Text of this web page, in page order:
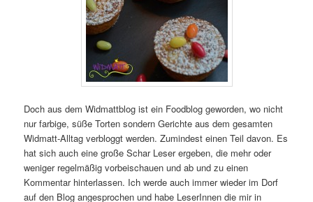
Doch aus dem Widmattblog ist ein Foodblog geworden, wo nicht
nur farbige, süße Torten sondern Gerichte aus dem gesamten
Widmatt-Alltag verbloggt werden. Zumindest einen Teil davon. Es
hat sich auch eine große Schar Leser ergeben, die mehr oder
weniger regelmäßig vorbeischauen und ab und zu einen
Kommentar hinterlassen. Ich werde auch immer wieder im Dorf
auf den Blog angesprochen und habe LeserInnen die mir in